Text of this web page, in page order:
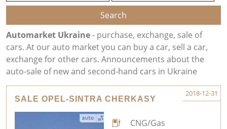
Automarket Ukraine- purchase, exchange, sale of
cars. At our auto market you can buy a car, sell a car,
exchange for other cars. Announcements about the
auto-sale of new and second-hand cars in Ukraine
SALE OPEL-SINTRA CHERKASY
2018-12-31
CNG/Gas